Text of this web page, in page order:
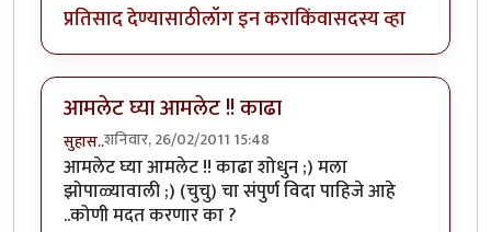
प्रतिसाद देण्यासाठीलॉग इन कराकिंवासदस्य व्हा
आमलेट घ्या आमलेट !! काढा
सुहास..शनिवार, 26/02/2011 15:48
आमलेट घ्या आमलेट !! काढा शोधुन ;) मला
झोपाळ्यावाली ;) (चुचु) चा संपुर्ण विदा पाहिजे आहे
..कोणी मदत करणार का ?